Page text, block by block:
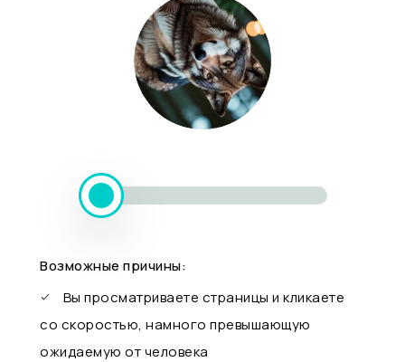
Возможные причины:
Вы просматриваете страницы и кликаете
со скоростью, намного превышающую
ожидаемую от человека